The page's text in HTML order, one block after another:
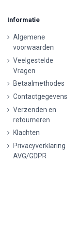
Informatie
Algemene
voorwaarden
Veelgestelde
Vragen
Betaalmethodes
Contactgegevens
Verzenden en
retourneren
Klachten
Privacyverklaring
AVG/GDPR